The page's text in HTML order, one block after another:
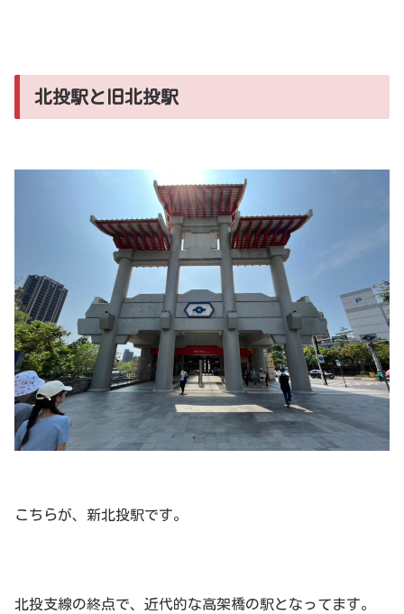
北投駅と旧北投駅
こちらが、新北投駅です。
北投支線の終点で、近代的な高架橋の駅となってます。